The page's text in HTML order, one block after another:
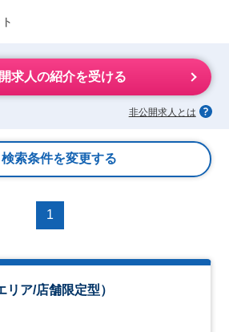
求人の紹介を受ける
非公開求人とは
検索条件を変更する
1
リア/店舗限定型）